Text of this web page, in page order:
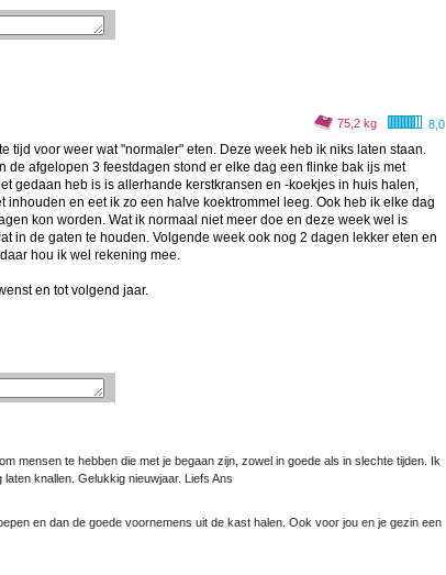
8,0
75,2 kg
tijd voor weer wat "normaler" eten. Deze week heb ik niks laten staan.
de afgelopen 3 feestdagen stond er elke dag een flinke bak ijs met
gedaan heb is is allerhande kerstkransen en -koekjes in huis halen,
en eet ik zo een halve koektrommel leeg. Ook heb ik elke dag
kon worden. Wat ik normaal niet meer doe en deze week wel is
in de gaten te houden. Volgende week ook nog 2 dagen lekker eten en
hou ik wel rekening mee.
en tot volgend jaar.
mensen te hebben die met je begaan zijn, zowel in goede als in slechte tijden. Ik
knallen. Gelukkig nieuwjaar. Liefs Ans
en dan de goede voornemens uit de kast halen. Ook voor jou en je gezin een